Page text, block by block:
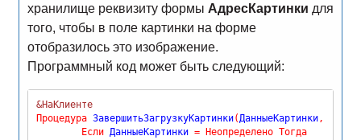
хранилище реквизиту формы АдресКартинки для
того, чтобы в поле картинки на форме
отобразилось это изображение.
Программный код может быть следующий:
&НаКлиенте
Процедура ЗавершитьЗагрузкуКартинки(ДанныеКартинки,
Если ДанныеКартинки = Неопределено Тогда